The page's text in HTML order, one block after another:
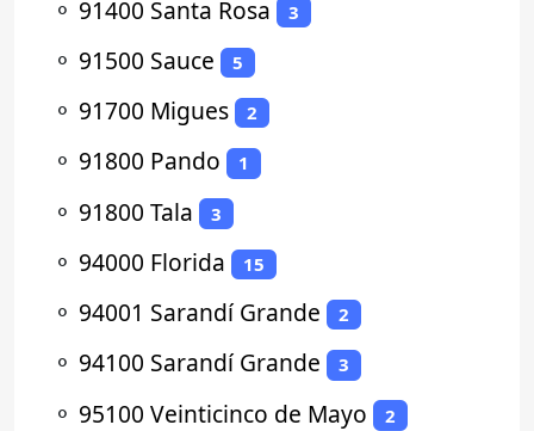
⚬ 91400 Santa Rosa 3
⚬ 91500 Sauce 5
⚬ 91700 Migues 2
⚬ 91800 Pando 1
⚬ 91800 Tala 3
⚬ 94000 Florida 15
⚬ 94001 Sarandí Grande 2
⚬ 94100 Sarandí Grande 3
⚬ 95100 Veinticinco de Mayo 2